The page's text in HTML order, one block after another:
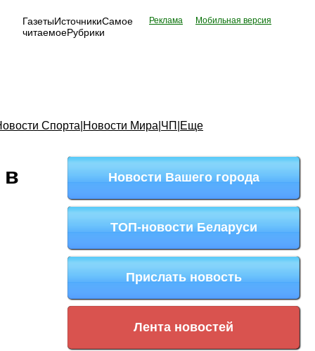
Мобильная версия
Реклама
ГазетыИсточникиСамое
читаемоеРубрики
Спорта Новости Мира ЧП Еще
Новости Вашего города
ТОП-новости Беларуси
Прислать новость
Лента новостей